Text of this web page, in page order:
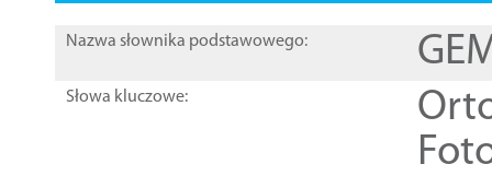
Nazwa słownika podstawowego:
Słowa kluczowe: